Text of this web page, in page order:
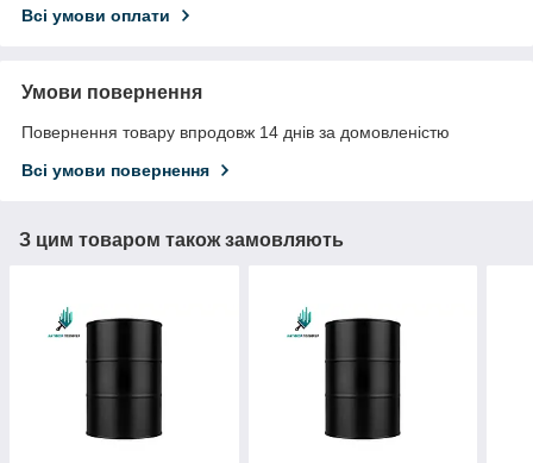
Всі умови оплати
Умови повернення
Повернення товару впродовж 14 днів за домовленістю
Всі умови повернення
З цим товаром також замовляють